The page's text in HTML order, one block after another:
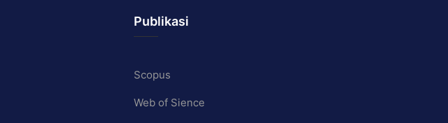
Publikasi
Scopus
Web of Sience